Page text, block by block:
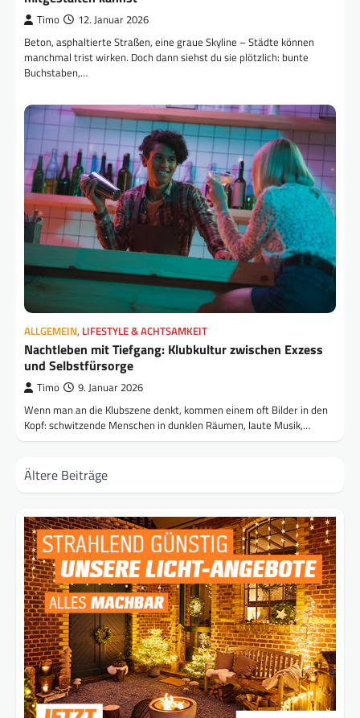
Timo 12. Januar 2026
Beton, asphaltierte Straßen, eine graue Skyline – Städte können
manchmal trist wirken. Doch dann siehst du sie plötzlich: bunte
Buchstaben,…
ALLGEMEIN, LIFESTYLE & ACHTSAMKEIT
Nachtleben mit Tiefgang: Klubkultur zwischen Exzess
und Selbstfürsorge
Timo 9. Januar 2026
Wenn man an die Klubszene denkt, kommen einem oft Bilder in den
Kopf: schwitzende Menschen in dunklen Räumen, laute Musik,…
Beitragsnavigation
Ältere Beiträge